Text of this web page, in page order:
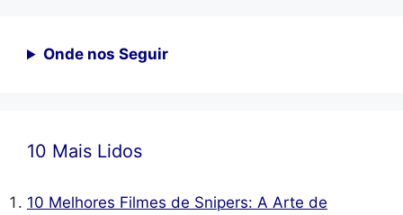
Onde nos Seguir
10 Mais Lidos
10 Melhores Filmes de Snipers: A Arte de